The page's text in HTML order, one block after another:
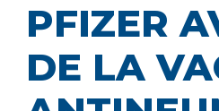
PFIZER
DE LA